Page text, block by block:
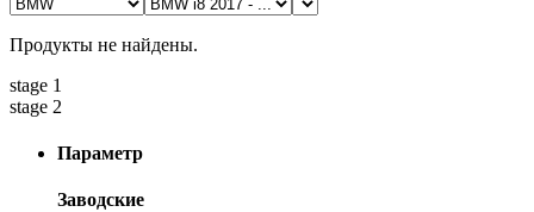
Продукты не найдены.
stage 1
stage 2
Параметр
Заводские